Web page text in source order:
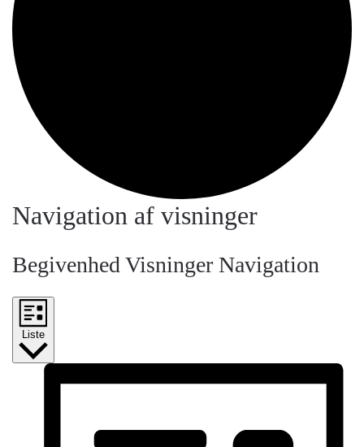
Begivenheder
Navigation af visninger
Begivenhed Visninger Navigation
Liste